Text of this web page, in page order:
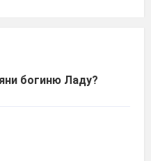
богиню Ладу?